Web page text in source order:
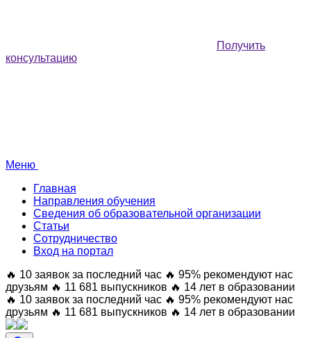
Получить
консультацию
Меню
Главная
Направления обучения
Сведения об образовательной организации
Статьи
Сотрудничество
Вход на портал
🔥 10 заявок за последний час 🔥 95% рекомендуют нас
друзьям 🔥 11 681 выпускников 🔥 14 лет в образовании
🔥 10 заявок за последний час 🔥 95% рекомендуют нас
друзьям 🔥 11 681 выпускников 🔥 14 лет в образовании